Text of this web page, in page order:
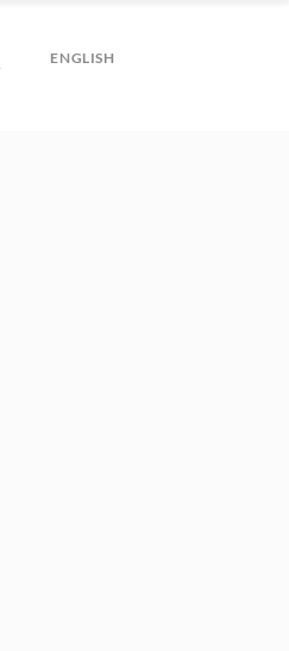
ENGLISH